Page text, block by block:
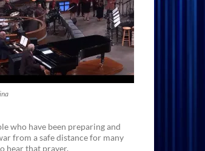
who have been preparing and
from a safe distance for many
hear that prayer.